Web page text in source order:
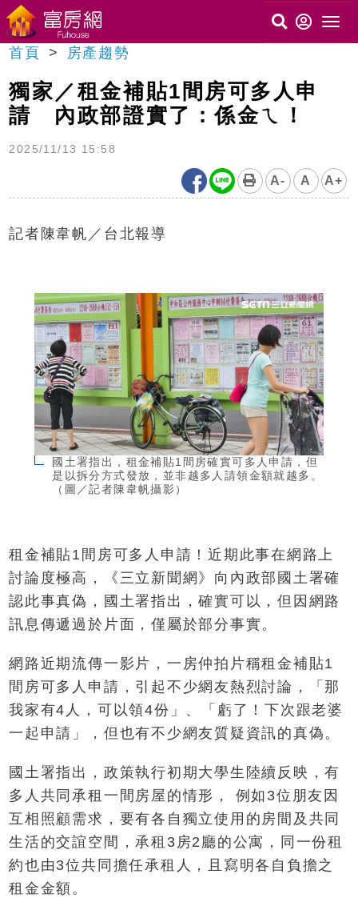
首頁 房產趨勢
獨家／租金補貼1間房可多人申
請 內政部證實了：係金ㄟ！
2025/11/13 15:58
A- A A+
記者陳韋帆／台北報導
國土署指出，租金補貼1間房確實可多人申請，但
是以拆分方式發放，並非越多人請領金額就越多。
（圖／記者陳韋帆攝影）
租金補貼1間房可多人申請！近期此事在網路上
討論度極高，《三立新聞網》向內政部國土署確
認此事真偽，國土署指出，確實可以，但因網路
訊息傳遞過於片面，僅屬於部分事實。
網路近期流傳一影片，一房仲拍片稱租金補貼1
間房可多人申請，引起不少網友熱烈討論，「那
我家有4人，可以領4份」、「虧了！下次跟老婆
一起申請」，但也有不少網友質疑資訊的真偽。
國土署指出，政策執行初期大學生陸續反映，有
多人共同承租一間房屋的情形， 例如3位朋友因
互相照顧需求，要有各自獨立使用的房間及共同
生活的交誼空間，承租3房2廳的公寓，同一份租
約也由3位共同擔任承租人，且寫明各自負擔之
租金金額。